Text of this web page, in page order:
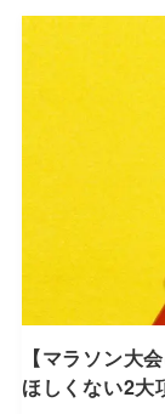
【マラソン大
ほしくない2大